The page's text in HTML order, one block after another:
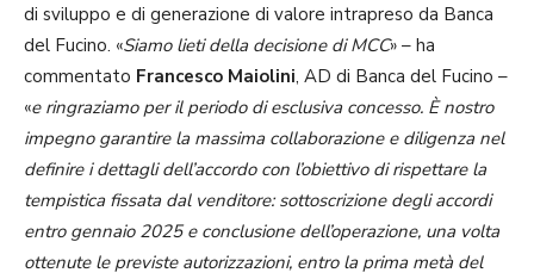
di sviluppo e di generazione di valore intrapreso da Banca
del Fucino. «Siamo lieti della decisione di MCC» – ha
commentato Francesco Maiolini, AD di Banca del Fucino –
«e ringraziamo per il periodo di esclusiva concesso. È nostro
impegno garantire la massima collaborazione e diligenza nel
definire i dettagli dell’accordo con l’obiettivo di rispettare la
tempistica fissata dal venditore: sottoscrizione degli accordi
entro gennaio 2025 e conclusione dell’operazione, una volta
ottenute le previste autorizzazioni, entro la prima metà del